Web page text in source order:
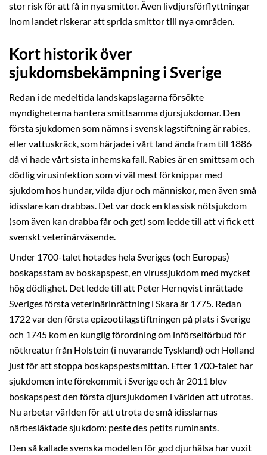
stor risk för att få in nya smittor. Även livdjursförflyttningar
inom landet riskerar att sprida smittor till nya områden.
Kort historik över
sjukdomsbekämpning i Sverige
Redan i de medeltida landskapslagarna försökte
myndigheterna hantera smittsamma djursjukdomar. Den
första sjukdomen som nämns i svensk lagstiftning är rabies,
eller vattuskräck, som härjade i vårt land ända fram till 1886
då vi hade vårt sista inhemska fall. Rabies är en smittsam och
dödlig virusinfektion som vi väl mest förknippar med
sjukdom hos hundar, vilda djur och människor, men även små
idisslare kan drabbas. Det var dock en klassisk nötsjukdom
(som även kan drabba får och get) som ledde till att vi fick ett
svenskt veterinärväsende.
Under 1700-talet hotades hela Sveriges (och Europas)
boskapsstam av boskapspest, en virussjukdom med mycket
hög dödlighet. Det ledde till att Peter Hernqvist inrättade
Sveriges första veterinärinrättning i Skara år 1775. Redan
1722 var den första epizootilagstiftningen på plats i Sverige
och 1745 kom en kunglig förordning om införselförbud för
nötkreatur från Holstein (i nuvarande Tyskland) och Holland
just för att stoppa boskapspestsmittan. Efter 1700-talet har
sjukdomen inte förekommit i Sverige och år 2011 blev
boskapspest den första djursjukdomen i världen att utrotas.
Nu arbetar världen för att utrota de små idisslarnas
närbesläktade sjukdom: peste des petits ruminants.
Den så kallade svenska modellen för god djurhälsa har vuxit